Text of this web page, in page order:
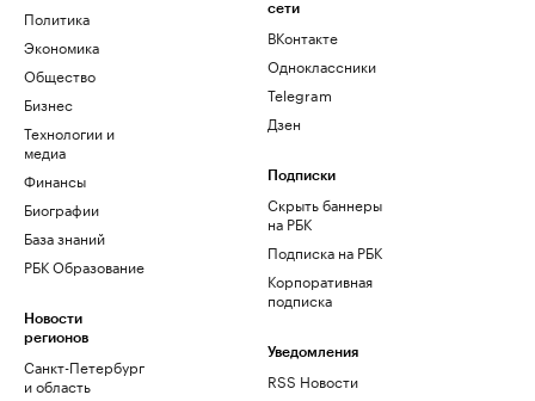
Политика
Экономика
Общество
Бизнес
Технологии и
медиа
Финансы
Биографии
База знаний
РБК Образование
Новости
регионов
Санкт-Петербург
и область
сети
ВКонтакте
Одноклассники
Telegram
Дзен
Подписки
Скрыть баннеры
на РБК
Подписка на РБК
Корпоративная
подписка
Уведомления
RSS Новости